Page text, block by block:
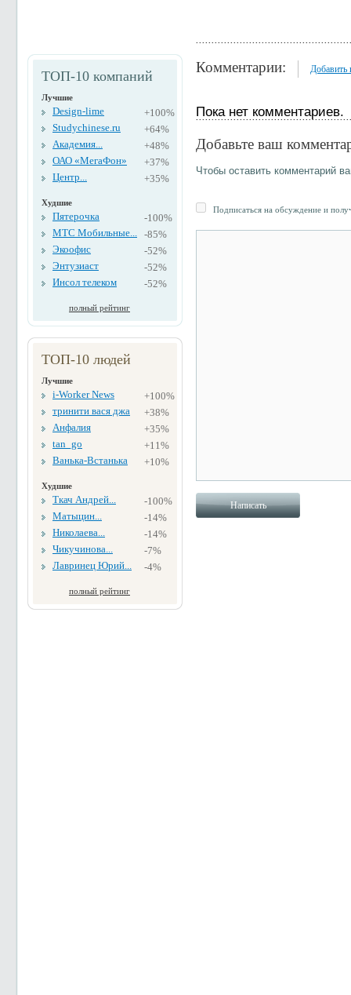
ТОП-10 компаний
Лучшие
Design-lime
+100%
Studychinese.ru
+64%
Академия...
+48%
ОАО «МегаФон»
+37%
Центр...
+35%
Худшие
Пятерочка
-100%
МТС Мобильные... -85%
Экоофис
-52%
Энтузиаст
-52%
Инсол телеком
-52%
полный рейтинг
ТОП-10 людей
Лучшие
i-Worker News
+100%
тринити вася джа
+38%
Анфалия
+35%
tan_go
+11%
Ванька-Встанька
+10%
Худшие
Ткач Андрей...
-100%
Матыцин...
-14%
Николаева...
-14%
Чикучинова...
-7%
Лавринец Юрий...
-4%
полный рейтинг
Комментарии: Добавить
Пока нет комментариев.
Добавьте ваш
Чтобы оставить комментарий
Подписаться на обсуждение и